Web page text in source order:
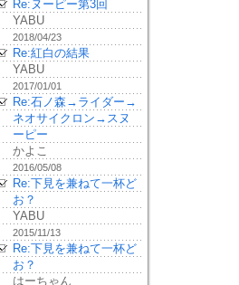
Re:ヌーピー第3回
YABU
2018/04/23
Re:紅白の結果
YABU
2017/01/01
Re:石ノ森→ライダー→
ネオサイクロン→スヌ
ーピー
かよこ
2016/05/08
Re:下見を兼ねて一杯ど
お？
YABU
2015/11/13
Re:下見を兼ねて一杯ど
お？
はーちゃん